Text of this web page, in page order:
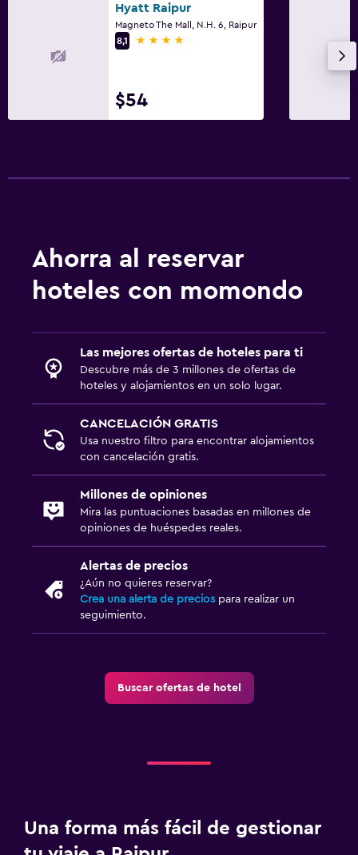
Hyatt Raipur
Magneto The Mall, N.H. 6, Raipur
8,1
4 estrellas
$54
Ahorra al reservar
hoteles con momondo
Las mejores ofertas de hoteles para ti
Descubre más de 3 millones de ofertas de
hoteles y alojamientos en un solo lugar.
CANCELACIÓN GRATIS
Usa nuestro filtro para encontrar alojamientos
con cancelación gratis.
Millones de opiniones
Mira las puntuaciones basadas en millones de
opiniones de huéspedes reales.
Alertas de precios
¿Aún no quieres reservar?
Crea una alerta de precios para realizar un
seguimiento.
Buscar ofertas de hotel
Una forma más fácil de gestionar